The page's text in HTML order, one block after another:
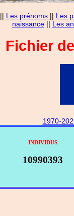
|| Les prénoms || Les
naissance || Les
Fichier
1970-
INDIVIDUS
10990393